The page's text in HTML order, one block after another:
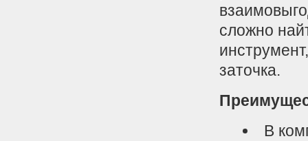
сложно
заточка.
В